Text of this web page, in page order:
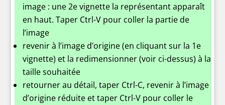
image : une 2e vignette la représentant apparaît
en haut. Taper Ctrl-V pour coller la partie de
l’image
revenir à l’image d’origine (en cliquant sur la 1e
vignette) et la redimensionner (voir ci-dessus) à la
taille souhaitée
retourner au détail, taper Ctrl-C, revenir à l’image
d’origine réduite et taper Ctrl-V pour coller le